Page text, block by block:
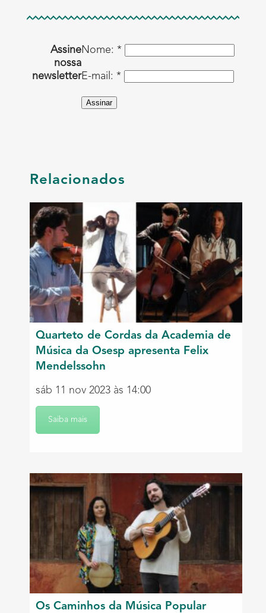
Assine
nossa
newsletter
Nome: *
E-mail: *
Assinar
Relacionados
Quarteto de Cordas da Academia de
Música da Osesp apresenta Felix
Mendelssohn
sáb 11 nov 2023 às 14:00
Saiba mais
Os Caminhos da Música Popular